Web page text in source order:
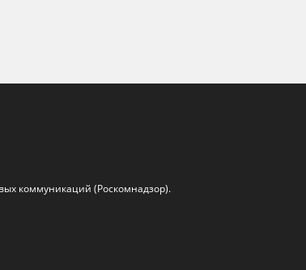
коммуникаций (Роскомнадзор).